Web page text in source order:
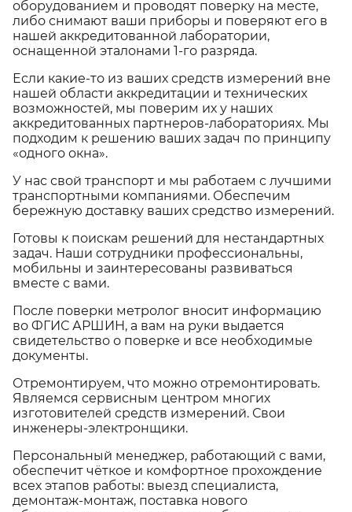
оборудованием и проводят поверку на месте,
либо снимают ваши приборы и поверяют его в
нашей аккредитованной лаборатории,
оснащенной эталонами 1-го разряда.
Если какие-то из ваших средств измерений вне
нашей области аккредитации и технических
возможностей, мы поверим их у наших
аккредитованных партнеров-лабораториях. Мы
подходим к решению ваших задач по принципу
«одного окна».
У нас свой транспорт и мы работаем с лучшими
транспортными компаниями. Обеспечим
бережную доставку ваших средство измерений.
Готовы к поискам решений для нестандартных
задач. Наши сотрудники профессиональны,
мобильны и заинтересованы развиваться
вместе с вами.
После поверки метролог вносит информацию
во ФГИС АРШИН, а вам на руки выдается
свидетельство о поверке и все необходимые
документы.
Отремонтируем, что можно отремонтировать.
Являемся сервисным центром многих
изготовителей средств измерений. Свои
инженеры-электронщики.
Персональный менеджер, работающий с вами,
обеспечит чёткое и комфортное прохождение
всех этапов работы: выезд специалиста,
демонтаж-монтаж, поставка нового